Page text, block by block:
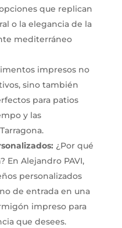
que replican
o la elegancia de la
mediterráneo
impresos no
sino también
para patios
y las
¿Por qué
En Alejandro PAVI,
personalizados
de entrada en una
impreso para
que desees.